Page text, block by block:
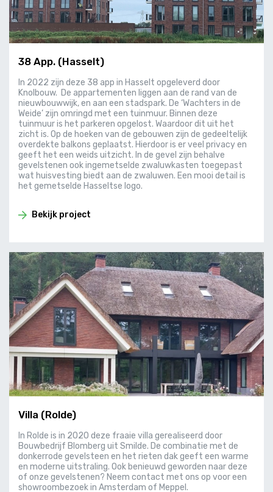
38 App. (Hasselt)
In 2022 zijn deze 38 app in Hasselt opgeleverd door
Knolbouw. De appartementen liggen aan de rand van de
nieuwbouwwijk, en aan een stadspark. De ‘Wachters in de
Weide’ zijn omringd met een tuinmuur. Binnen deze
tuinmuur is het parkeren opgelost. Waardoor dit uit het
zicht is. Op de hoeken van de gebouwen zijn de gedeeltelijk
overdekte balkons geplaatst. Hierdoor is er veel privacy en
geeft het een weids uitzicht. In de gevel zijn behalve
gevelstenen ook ingemetselde zwaluwkasten toegepast
wat huisvesting biedt aan de zwaluwen. Een mooi detail is
het gemetselde Hasseltse logo.
Bekijk project
Villa (Rolde)
In Rolde is in 2020 deze fraaie villa gerealiseerd door
Bouwbedrijf Blomberg uit Smilde. De combinatie met de
donkerrode gevelsteen en het rieten dak geeft een warme
en moderne uitstraling. Ook benieuwd geworden naar deze
of onze gevelstenen? Neem contact met ons op voor een
showroombezoek in Amsterdam of Meppel.